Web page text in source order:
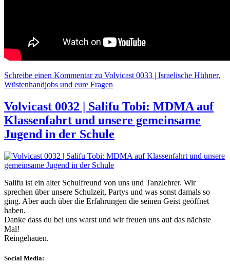
Schreibe einen Kommentarzu Volvicast 0033 | Israelische Hühner,
Wüstenhandjobs und eure Fragen
Volvicast 0032 | Salifu Tobi: MDMA auf
Klassenfahrt und unsere gemeinsame
Jugend in der Schule
Salifu ist ein alter Schulfreund von uns und Tanzlehrer. Wir
sprechen über unsere Schulzeit, Partys und was sonst damals so
ging. Aber auch über die Erfahrungen die seinen Geist geöffnet
haben.
Danke dass du bei uns warst und wir freuen uns auf das nächste
Mal!
Reingehauen.
Social Media: